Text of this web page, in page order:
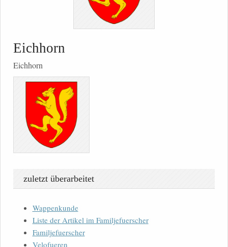
Eichhorn
Eichhorn
zuletzt überarbeitet
Wappenkunde
Liste der Artikel im Familjefuerscher
Familjefuerscher
Velofueren